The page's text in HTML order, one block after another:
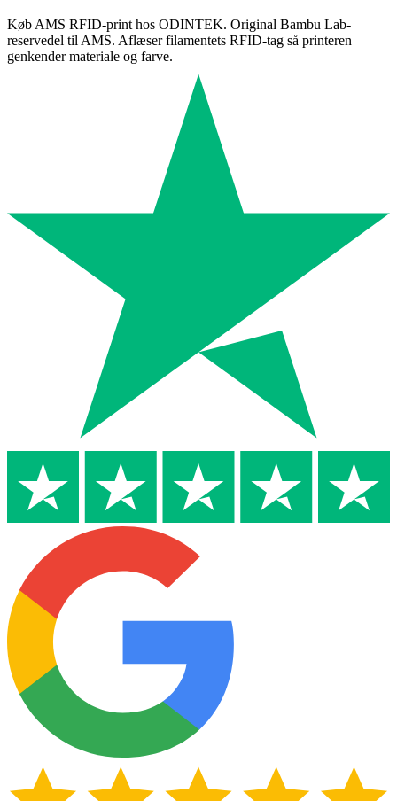
Køb AMS RFID-print hos ODINTEK. Original Bambu Lab-
reservedel til AMS. Aflæser filamentets RFID-tag så printeren
genkender materiale og farve.